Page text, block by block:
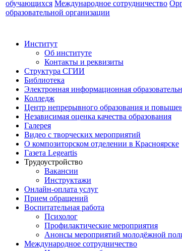
обучающихся Международное сотрудничество
образовательной организации
Институт
Об институте
Контакты и реквизиты
Структура СГИИ
Библиотека
Электронная информационная
Колледж
Центр непрерывного образования и
Независимая оценка качества образования
Галерея
Видео с творческих мероприятий
О композиторском отделении в Красноярске
Газета Legeartis
Трудоустройство
Вакансии
Инструктажи
Онлайн-оплата услуг
Прием обращений
Воспитательная работа
Психолог
Профилактические мероприятия
Анонсы мероприятий молодёжной
Международное сотрудничество
искусств.
Ее
экономического
культурного
потенциала
всего
Красноярского
края:
практически
одновременно
первый
творческий
Красноярский
государственный
театр